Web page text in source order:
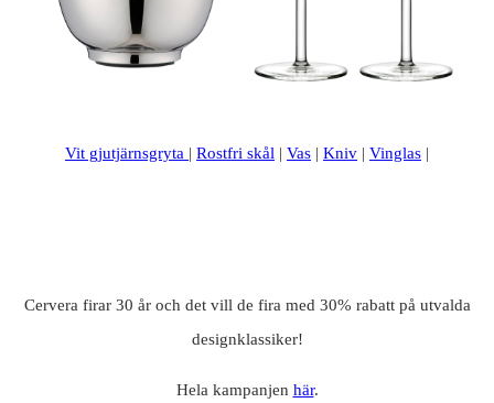
Vit gjutjärnsgryta | Rostfri skål | Vas | Kniv | Vinglas |
Cervera firar 30 år och det vill de fira med 30% rabatt på utvalda
designklassiker!
Hela kampanjen här.